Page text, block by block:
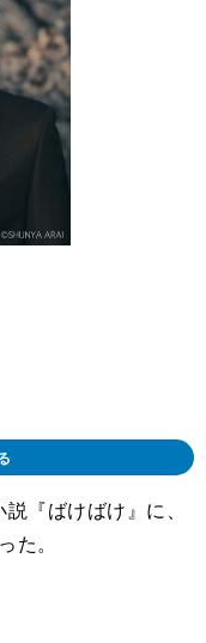
『ばけばけ』に、
。